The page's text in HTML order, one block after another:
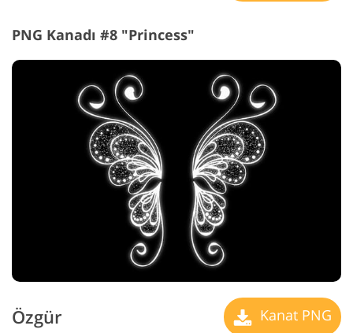
PNG Kanadı #8 "Princess"
Özgür Kanat PNG